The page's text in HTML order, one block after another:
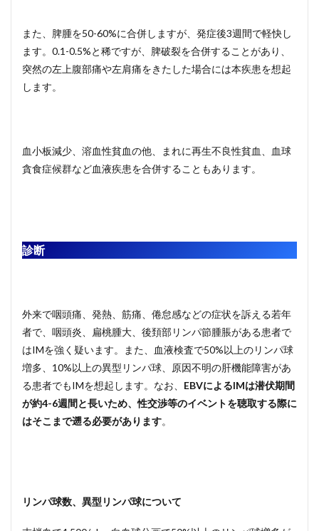
また、脾腫を50-60%に合併しますが、発症後3週間で軽快し
ます。0.1-0.5%と稀ですが、脾破裂を合併することがあり、
突然の左上腹部痛や左肩痛をきたした場合には本疾患を想起
します。
血小板減少、溶血性貧血の他、まれに再生不良性貧血、血球
貪食症候群など血液疾患を合併することもあります。
診断
外来で咽頭痛、発熱、筋痛、倦怠感などの症状を訴える若年
者で、咽頭炎、扁桃腫大、後頚部リンパ節腫脹がある患者で
はIMを強く疑います。また、血液検査で50%以上のリンパ球
増多、10%以上の異型リンパ球、原因不明の肝機能障害があ
る患者でもIMを想起します。なお、 EBVによるIMは潜伏期間
が約4-6週間と長いため、性交渉等のイベントを聴取する際に
はそこまで遡る必要があります。
リンパ球数、異型リンパ球について